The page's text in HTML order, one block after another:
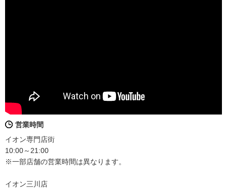
営業時間
イオン専門店街
10:00～21:00
※一部店舗の営業時間は異なります。
イオン三川店